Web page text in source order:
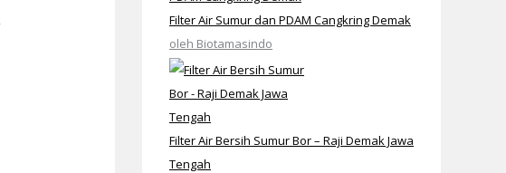
Filter Air Sumur dan PDAM Cangkring Demak
oleh Biotamasindo
Filter Air Bersih Sumur Bor – Raji Demak Jawa
Tengah